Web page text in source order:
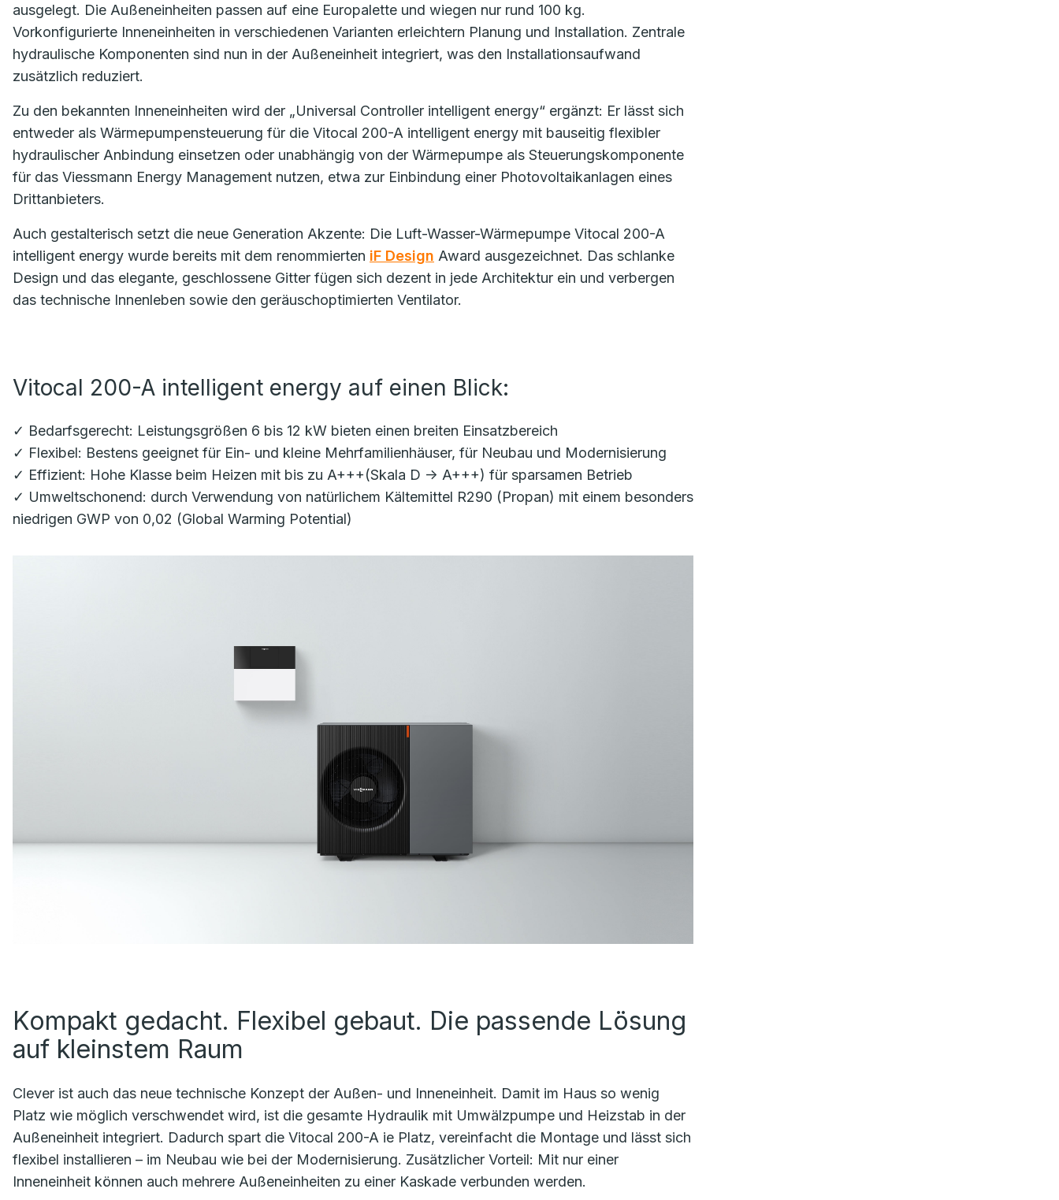
ausgelegt. Die Außeneinheiten passen auf eine Europalette und wiegen nur rund 100 kg.
Vorkonfigurierte Inneneinheiten in verschiedenen Varianten erleichtern Planung und Installation. Zentrale
hydraulische Komponenten sind nun in der Außeneinheit integriert, was den Installationsaufwand
zusätzlich reduziert.
Zu den bekannten Inneneinheiten wird der „Universal Controller intelligent energy“ ergänzt: Er lässt sich
entweder als Wärmepumpensteuerung für die Vitocal 200-A intelligent energy mit bauseitig flexibler
hydraulischer Anbindung einsetzen oder unabhängig von der Wärmepumpe als Steuerungskomponente
für das Viessmann Energy Management nutzen, etwa zur Einbindung einer Photovoltaikanlagen eines
Drittanbieters.
Auch gestalterisch setzt die neue Generation Akzente: Die Luft-Wasser-Wärmepumpe Vitocal 200-A
intelligent energy wurde bereits mit dem renommierten iF Design Award ausgezeichnet. Das schlanke
Design und das elegante, geschlossene Gitter fügen sich dezent in jede Architektur ein und verbergen
das technische Innenleben sowie den geräuschoptimierten Ventilator.
Vitocal 200-A intelligent energy auf einen Blick:
✓ Bedarfsgerecht: Leistungsgrößen 6 bis 12 kW bieten einen breiten Einsatzbereich
✓ Flexibel: Bestens geeignet für Ein- und kleine Mehrfamilienhäuser, für Neubau und Modernisierung
✓ Effizient: Hohe Klasse beim Heizen mit bis zu A+++(Skala D -> A+++) für sparsamen Betrieb
✓ Umweltschonend: durch Verwendung von natürlichem Kältemittel R290 (Propan) mit einem besonders
niedrigen GWP von 0,02 (Global Warming Potential)
Kompakt gedacht. Flexibel gebaut. Die passende Lösung
auf kleinstem Raum
Clever ist auch das neue technische Konzept der Außen- und Inneneinheit. Damit im Haus so wenig
Platz wie möglich verschwendet wird, ist die gesamte Hydraulik mit Umwälzpumpe und Heizstab in der
Außeneinheit integriert. Dadurch spart die Vitocal 200-A ie Platz, vereinfacht die Montage und lässt sich
flexibel installieren – im Neubau wie bei der Modernisierung. Zusätzlicher Vorteil: Mit nur einer
Inneneinheit können auch mehrere Außeneinheiten zu einer Kaskade verbunden werden.